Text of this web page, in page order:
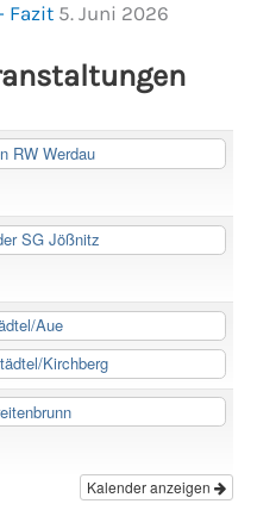
Fazit 5. Juni 2026
RW Werdau
SG Jößnitz
Aue
Kirchberg
Kalender anzeigen